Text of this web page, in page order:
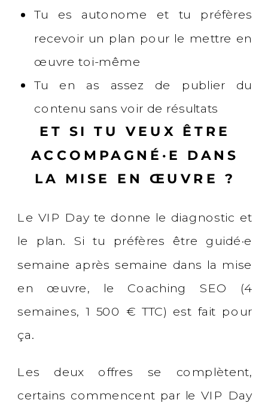
Tu es autonome et tu préfères
recevoir un plan pour le mettre en
œuvre toi-même
Tu en as assez de publier du
contenu sans voir de résultats
ET SI TU VEUX ÊTRE
ACCOMPAGNÉ·E DANS
LA MISE EN ŒUVRE ?
Le VIP Day te donne le diagnostic et
le plan. Si tu préfères être guidé·e
semaine après semaine dans la mise
en œuvre, le Coaching SEO (4
semaines, 1 500 € TTC) est fait pour
ça.
Les deux offres se complètent,
certains commencent par le VIP Day